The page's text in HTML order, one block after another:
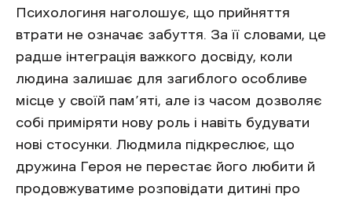
Психологиня наголошує, що прийняття
втрати не означає забуття. За її словами, це
радше інтеграція важкого досвіду, коли
людина залишає для загиблого особливе
місце у своїй пам’яті, але із часом дозволяє
собі приміряти нову роль і навіть будувати
нові стосунки. Людмила підкреслює, що
дружина Героя не перестає його любити й
продовжуватиме розповідати дитині про